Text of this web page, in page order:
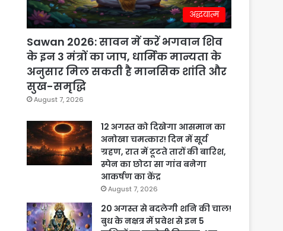
अद्धयात्म
Sawan 2026: सावन में करें भगवान शिव
के इन 3 मंत्रों का जाप, धार्मिक मान्यता के
अनुसार मिल सकती है मानसिक शांति और
सुख-समृद्धि
August 7, 2026
12 अगस्त को दिखेगा आसमान का
अनोखा चमत्कार! दिन में सूर्य
ग्रहण, रात में टूटते तारों की बारिश,
स्पेन का छोटा सा गांव बनेगा
आकर्षण का केंद्र
August 7, 2026
20 अगस्त से बदलेगी शनि की चाल!
बुध के नक्षत्र में प्रवेश से इन 5